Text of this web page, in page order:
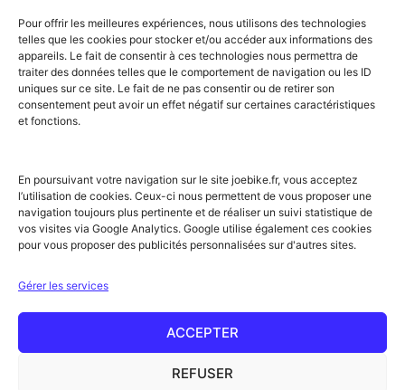
Pour offrir les meilleures expériences, nous utilisons des technologies
telles que les cookies pour stocker et/ou accéder aux informations des
appareils. Le fait de consentir à ces technologies nous permettra de
traiter des données telles que le comportement de navigation ou les ID
uniques sur ce site. Le fait de ne pas consentir ou de retirer son
consentement peut avoir un effet négatif sur certaines caractéristiques
et fonctions.
En poursuivant votre navigation sur le site joebike.fr, vous acceptez
l’utilisation de cookies. Ceux-ci nous permettent de vous proposer une
navigation toujours plus pertinente et de réaliser un suivi statistique de
vos visites via Google Analytics. Google utilise également ces cookies
pour vous proposer des publicités personnalisées sur d'autres sites.
Gérer les services
ACCEPTER
REFUSER
Embrun
Flumet
Frontignan
Gourette
Gruissan
Hendaye
Hossegor
Loudenvielle
Luchon
Luz-Saint-Sauveur
Marennes
Marseille
Méribel
Valberg
Vars
Vendays-
Montalivet
Villard-de-Lans
Villarodin-Bourget
Achat de vélo
Atelier vélo
Livraison à domicile
Itinéraires vélo
Sorties guidées
NOTRE RÉSEAU ET PARTENAIRES
Offre partenaires hébergeurs
Label Accueil Vélo
Rejoignez le réseau !